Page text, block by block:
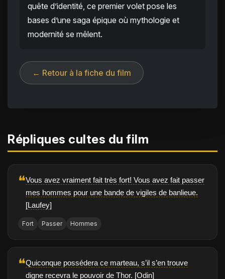
quête d’identité, ce premier volet pose les
bases d’une saga épique où mythologie et
modernité se mêlent.
← Retour à la fiche du film
Répliques cultes du film
❝Vous avez vraiment fait très fort! Vous avez fait passer
mes hommes pour une bande de vigiles de banlieue.
[Laufey]
Fort Passer Hommes
❝Quiconque possédera ce marteau, s’il s’en trouve
digne recevra le pouvoir de Thor. [Odin]